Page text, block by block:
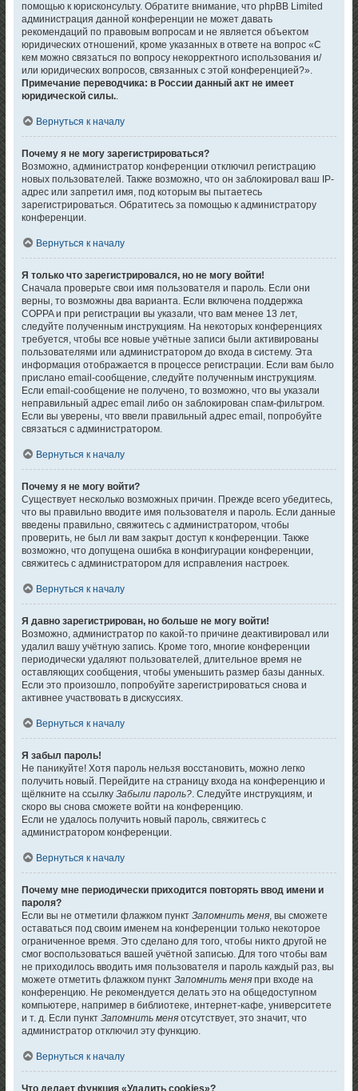
помощью к юрисконсульту. Обратите внимание, что phpBB Limited
администрация данной конференции не может давать
рекомендаций по правовым вопросам и не является объектом
юридических отношений, кроме указанных в ответе на вопрос «С
кем можно связаться по вопросу некорректного использования и/
или юридических вопросов, связанных с этой конференцией?».
Примечание переводчика: в России данный акт не имеет
юридической силы..
Вернуться к началу
Почему я не могу зарегистрироваться?
Возможно, администратор конференции отключил регистрацию
новых пользователей. Также возможно, что он заблокировал ваш IP-
адрес или запретил имя, под которым вы пытаетесь
зарегистрироваться. Обратитесь за помощью к администратору
конференции.
Вернуться к началу
Я только что зарегистрировался, но не могу войти!
Сначала проверьте свои имя пользователя и пароль. Если они
верны, то возможны два варианта. Если включена поддержка
COPPA и при регистрации вы указали, что вам менее 13 лет,
следуйте полученным инструкциям. На некоторых конференциях
требуется, чтобы все новые учётные записи были активированы
пользователями или администратором до входа в систему. Эта
информация отображается в процессе регистрации. Если вам было
прислано email-сообщение, следуйте полученным инструкциям.
Если email-сообщение не получено, то возможно, что вы указали
неправильный адрес email либо он заблокирован спам-фильтром.
Если вы уверены, что ввели правильный адрес email, попробуйте
связаться с администратором.
Вернуться к началу
Почему я не могу войти?
Существует несколько возможных причин. Прежде всего убедитесь,
что вы правильно вводите имя пользователя и пароль. Если данные
введены правильно, свяжитесь с администратором, чтобы
проверить, не был ли вам закрыт доступ к конференции. Также
возможно, что допущена ошибка в конфигурации конференции,
свяжитесь с администратором для исправления настроек.
Вернуться к началу
Я давно зарегистрирован, но больше не могу войти!
Возможно, администратор по какой-то причине деактивировал или
удалил вашу учётную запись. Кроме того, многие конференции
периодически удаляют пользователей, длительное время не
оставляющих сообщения, чтобы уменьшить размер базы данных.
Если это произошло, попробуйте зарегистрироваться снова и
активнее участвовать в дискуссиях.
Вернуться к началу
Я забыл пароль!
Не паникуйте! Хотя пароль нельзя восстановить, можно легко
получить новый. Перейдите на страницу входа на конференцию и
щёлкните на ссылкуЗабыли пароль?. Следуйте инструкциям, и
скоро вы снова сможете войти на конференцию.
Если не удалось получить новый пароль, свяжитесь с
администратором конференции.
Вернуться к началу
Почему мне периодически приходится повторять ввод имени и
пароля?
Если вы не отметили флажком пунктЗапомнить меня, вы сможете
оставаться под своим именем на конференции только некоторое
ограниченное время. Это сделано для того, чтобы никто другой не
смог воспользоваться вашей учётной записью. Для того чтобы вам
не приходилось вводить имя пользователя и пароль каждый раз, вы
можете отметить флажком пунктЗапомнить меня при входе на
конференцию. Не рекомендуется делать это на общедоступном
компьютере, например в библиотеке, интернет-кафе, университете
и т. д. Если пунктЗапомнить меня отсутствует, это значит, что
администратор отключил эту функцию.
Вернуться к началу
Что делает функция «Удалить cookies»?